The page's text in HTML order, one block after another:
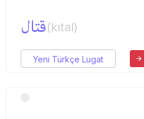
قتال(kıtal)
Yeni Türkçe Lugat